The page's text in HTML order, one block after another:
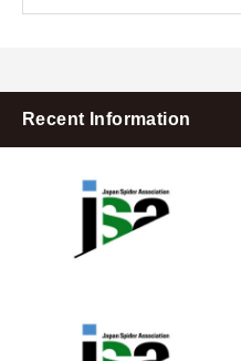
Recent Information